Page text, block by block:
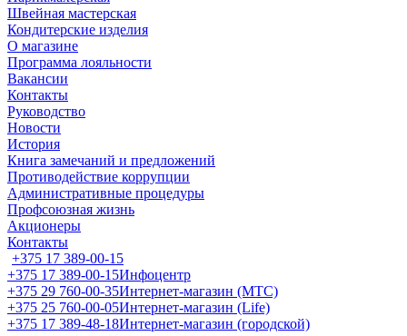
Швейная мастерская
Кондитерские изделия
О магазине
Программа лояльности
Вакансии
Контакты
Руководство
Новости
История
Книга замечаний и предложений
Противодействие коррупции
Административные процедуры
Профсоюзная жизнь
Акционеры
Контакты
+375 17 389-00-15
+375 17 389-00-15Инфоцентр
+375 29 760-00-35Интернет-магазин (МТС)
+375 25 760-00-05Интернет-магазин (Life)
+375 17 389-48-18Интернет-магазин (городской)